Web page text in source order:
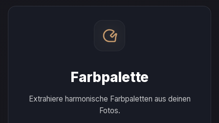
Farbpalette
Extrahiere harmonische Farbpaletten aus deinen
Fotos.